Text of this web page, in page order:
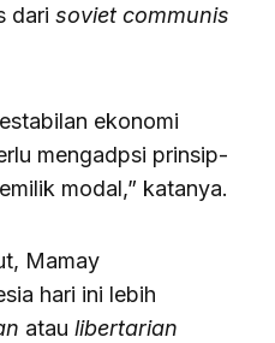
dari soviet communis
ekonomi
mengadpsi prinsip-
modal,” katanya.
Mamay
hari ini lebih
atau libertarian